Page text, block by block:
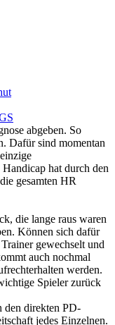
abgeben. So
Dafür sind momentan
hat durch den
gesamten HR
die lange raus waren
Können sich dafür
gewechselt und
auch nochmal
werden.
Spieler zurück
den direkten PD-
jedes Einzelnen.